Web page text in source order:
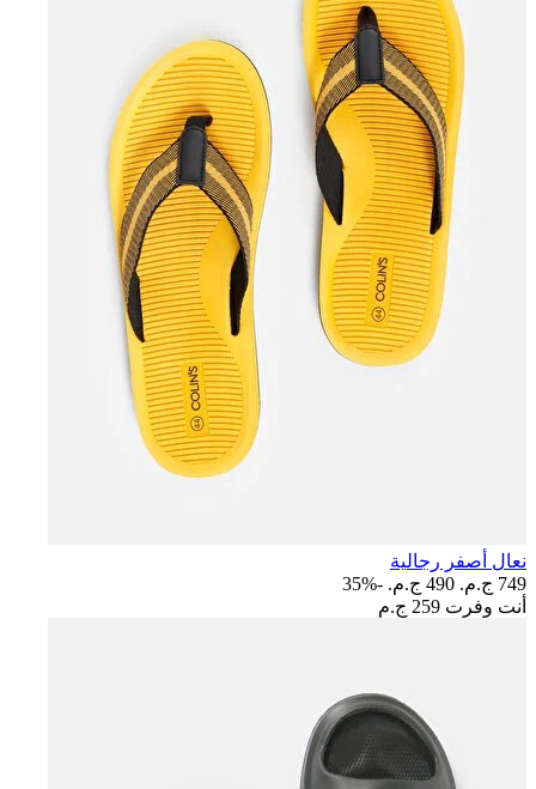
نعال أصفر رجالية
749 ج.م.‏
490 ج.م.‏
-35%
أنت وفرت 259 ج.م